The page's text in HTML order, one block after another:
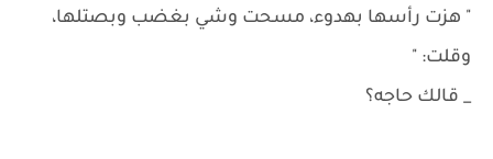
" هزت رأسها بهدوء، مسحت وشي بغضب وبصتلها،
وقلت: "
_ قالك حاجه؟